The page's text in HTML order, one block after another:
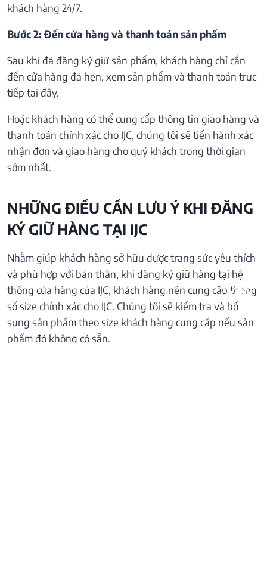
khách hàng 24/7.
Bước 2: Đến cửa hàng và thanh toán sản phẩm
Sau khi đã đăng ký giữ sản phẩm, khách hàng chỉ cần
đến cửa hàng đã hẹn, xem sản phẩm và thanh toán trực
tiếp tại đây.
Hoặc khách hàng có thể cung cấp thông tin giao hàng và
thanh toán chính xác cho IJC, chúng tôi sẽ tiến hành xác
nhận đơn và giao hàng cho quý khách trong thời gian
sớm nhất.
NHỮNG ĐIỀU CẦN LƯU Ý KHI ĐĂNG
KÝ GIỮ HÀNG TẠI IJC
Nhằm giúp khách hàng sở hữu được trang sức yêu thích
và phù hợp với bản thân, khi đăng ký giữ hàng tại hệ
thống cửa hàng của IJC, khách hàng nên cung cấp thông
số size chính xác cho IJC. Chúng tôi sẽ kiểm tra và bổ
sung sản phẩm theo size khách hàng cung cấp nếu sản
phẩm đó không có sẵn.